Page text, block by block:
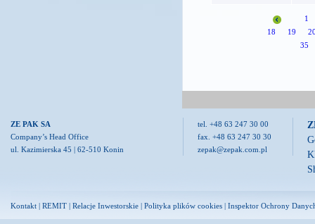
1
18
19
35
ZE PAK SA
Company’s Head Office
ul. Kazimierska 45 | 62-510 Konin
tel. +48 63 247 30 00
fax. +48 63 247 30 30
zepak@zepak.com.pl
Kontakt | REMIT | Relacje Inwestorskie | Polityka plików cookies | Inspektor Ochrony